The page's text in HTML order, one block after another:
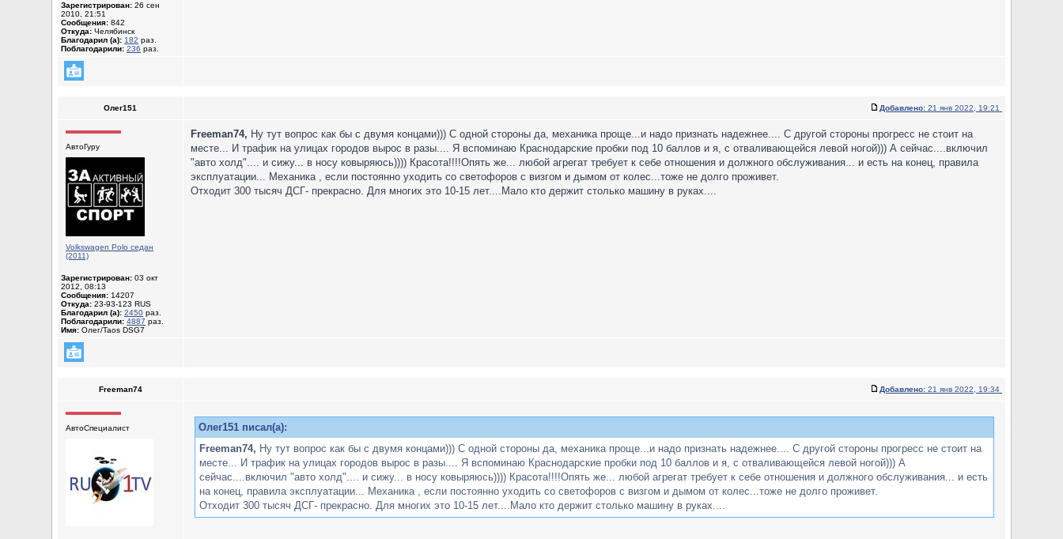
Зарегистрирован: 26 сен
2010, 21:51
Сообщения: 842
Откуда: Челябинск
Благодарил (а): 182 раз.
Поблагодарили: 236 раз.
Олег151 Добавлено: 21 янв 2022, 19:21
АвтоГуру
Volkswagen Polo седан
(2011)
Зарегистрирован: 03 окт
2012, 08:13
Сообщения: 14207
Откуда: 23-93-123 RUS
Благодарил (а): 2450 раз.
Поблагодарили: 4887 раз.
Имя: Олег/Taos DSG7
Freeman74, Ну тут вопрос как бы с двумя концами))) С одной стороны да, механика проще...и надо признать надежнее.... С другой стороны прогресс не стоит на
месте... И трафик на улицах городов вырос в разы.... Я вспоминаю Краснодарские пробки под 10 баллов и я, с отваливающейся левой ногой))) А сейчас....включил
"авто холд".... и сижу... в носу ковыряюсь)))) Красота!!!!Опять же... любой агрегат требует к себе отношения и должного обслуживания... и есть на конец, правила
эксплуатации... Механика , если постоянно уходить со светофоров с визгом и дымом от колес...тоже не долго проживет.
Отходит 300 тысяч ДСГ- прекрасно. Для многих это 10-15 лет....Мало кто держит столько машину в руках....
Freeman74 Добавлено: 21 янв 2022, 19:34
АвтоСпециалист
Олег151 писал(а):
Freeman74, Ну тут вопрос как бы с двумя концами))) С одной стороны да, механика проще...и надо признать надежнее.... С другой стороны прогресс не стоит на
месте... И трафик на улицах городов вырос в разы.... Я вспоминаю Краснодарские пробки под 10 баллов и я, с отваливающейся левой ногой))) А
сейчас....включил "авто холд".... и сижу... в носу ковыряюсь)))) Красота!!!!Опять же... любой агрегат требует к себе отношения и должного обслуживания... и есть
на конец, правила эксплуатации... Механика , если постоянно уходить со светофоров с визгом и дымом от колес...тоже не долго проживет.
Отходит 300 тысяч ДСГ- прекрасно. Для многих это 10-15 лет....Мало кто держит столько машину в руках....